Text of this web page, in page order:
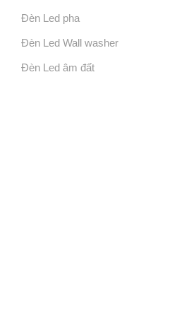
Đèn Led pha
Đèn Led Wall washer
Đèn Led âm đất